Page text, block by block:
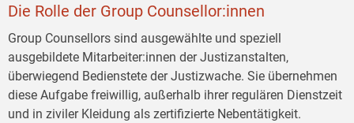
Die Rolle der Group Counsellor:innen
Group Counsellors sind ausgewählte und speziell
ausgebildete Mitarbeiter:innen der Justizanstalten,
überwiegend Bedienstete der Justizwache. Sie übernehmen
diese Aufgabe freiwillig, außerhalb ihrer regulären Dienstzeit
und in ziviler Kleidung als zertifizierte Nebentätigkeit.